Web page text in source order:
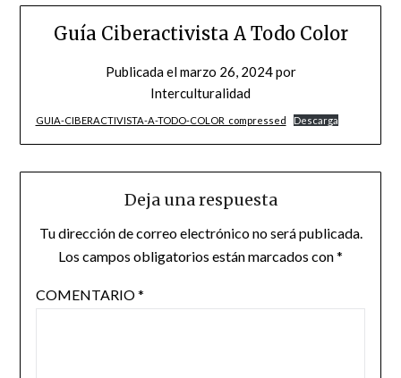
Guía Ciberactivista A Todo Color
Publicada elmarzo 26, 2024por
Interculturalidad
GUIA-CIBERACTIVISTA-A-TODO-COLOR_compressed Descarga
Deja una respuesta
Tu dirección de correo electrónico no será publicada.
Los campos obligatorios están marcados con*
COMENTARIO*